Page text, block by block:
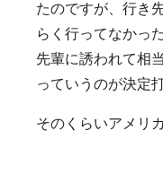
たのですが、行き
らく行ってなかっ
先輩に誘われて相
っていうのが決定
そのくらいアメリ